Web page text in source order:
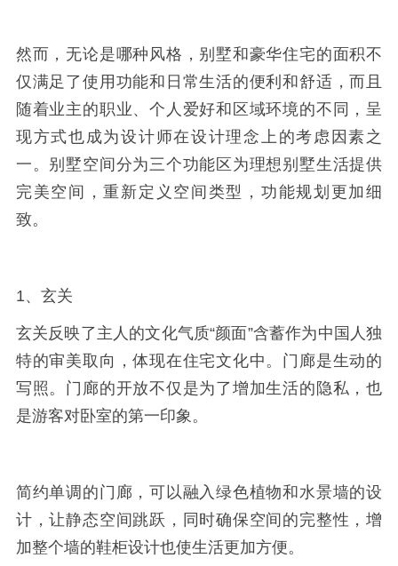
然而，无论是哪种风格，别墅和豪华住宅的面积不
仅满足了使用功能和日常生活的便利和舒适，而且
随着业主的职业、个人爱好和区域环境的不同，呈
现方式也成为设计师在设计理念上的考虑因素之
一。别墅空间分为三个功能区为理想别墅生活提供
完美空间，重新定义空间类型，功能规划更加细
致。
1、玄关
玄关反映了主人的文化气质“颜面”含蓄作为中国人独
特的审美取向，体现在住宅文化中。门廊是生动的
写照。门廊的开放不仅是为了增加生活的隐私，也
是游客对卧室的第一印象。
简约单调的门廊，可以融入绿色植物和水景墙的设
计，让静态空间跳跃，同时确保空间的完整性，增
加整个墙的鞋柜设计也使生活更加方便。